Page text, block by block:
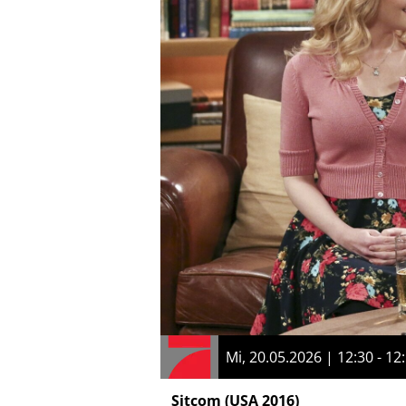
Mi, 20.05.2026 | 12:30 -
Sitcom (USA 2016)